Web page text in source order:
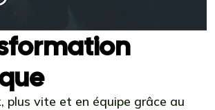
plus vite et en équipe grâce au